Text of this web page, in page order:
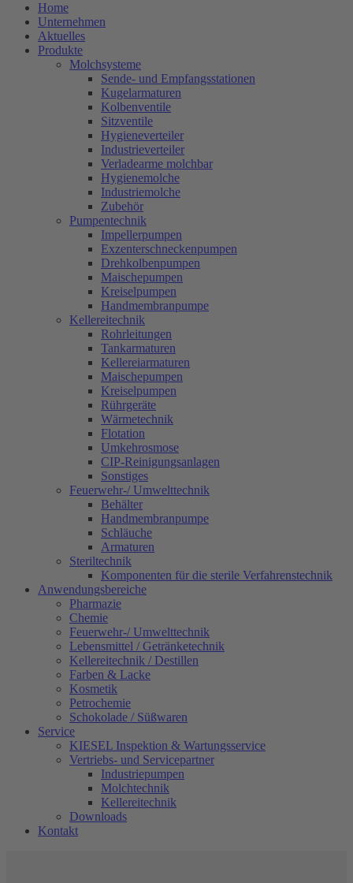
Home
Unternehmen
Aktuelles
Produkte
Molchsysteme
Sende- und Empfangsstationen
Kugelarmaturen
Kolbenventile
Sitzventile
Hygieneverteiler
Industrieverteiler
Verladearme molchbar
Hygienemolche
Industriemolche
Zubehör
Pumpentechnik
Impellerpumpen
Exzenterschneckenpumpen
Drehkolbenpumpen
Maischepumpen
Kreiselpumpen
Handmembranpumpe
Kellereitechnik
Rohrleitungen
Tankarmaturen
Kellereiarmaturen
Maischepumpen
Kreiselpumpen
Rührgeräte
Wärmetechnik
Flotation
Umkehrosmose
CIP-Reinigungsanlagen
Sonstiges
Feuerwehr-/ Umwelttechnik
Behälter
Handmembranpumpe
Schläuche
Armaturen
Steriltechnik
Komponenten für die sterile Verfahrenstechnik
Anwendungsbereiche
Pharmazie
Chemie
Feuerwehr-/ Umwelttechnik
Lebensmittel / Getränketechnik
Kellereitechnik / Destillen
Farben & Lacke
Kosmetik
Petrochemie
Schokolade / Süßwaren
Service
KIESEL Inspektion & Wartungsservice
Vertriebs- und Servicepartner
Industriepumpen
Molchtechnik
Kellereitechnik
Downloads
Kontakt